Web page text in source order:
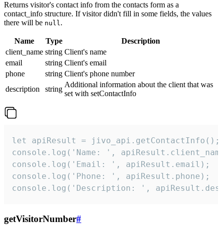
Returns visitor's contact info from the contacts form as a
contact_info structure. If visitor didn't fill in some fields, the values
there will be null.
Name Type
Description
client_name string Client's name
email
string Client's email
phone
string Client's phone number
description
string
Additional information about the client that was
set with setContactInfo
let apiResult = jivo_api.getContactInfo();
console.log('Name: ',
console.log('Email: ', apiResult.email);
console.log('Phone: ', apiResult.phone);
console.log('Description: ',
getVisitorNumber#